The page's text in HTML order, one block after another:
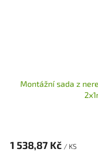
Montážní sada z
1 538,87 Kč / KS